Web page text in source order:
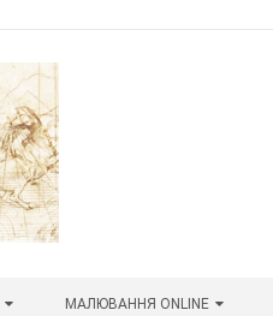
МАЛЮВАННЯ ONLINE